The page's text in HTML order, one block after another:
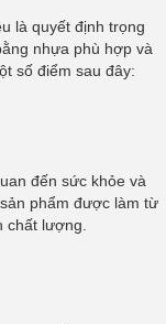
là quyết định trọng
nhựa phù hợp và
số điểm sau đây:
đến sức khỏe và
phẩm được làm từ
chất lượng.